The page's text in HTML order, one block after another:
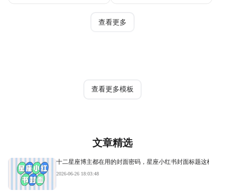
查看更多
查看更多模板
文章精选
十二星座博主都在用的封面密码，星座小红书封面标题这样写
2026-06-26 18:03:48